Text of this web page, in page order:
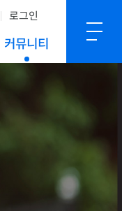
로그인
커뮤니티